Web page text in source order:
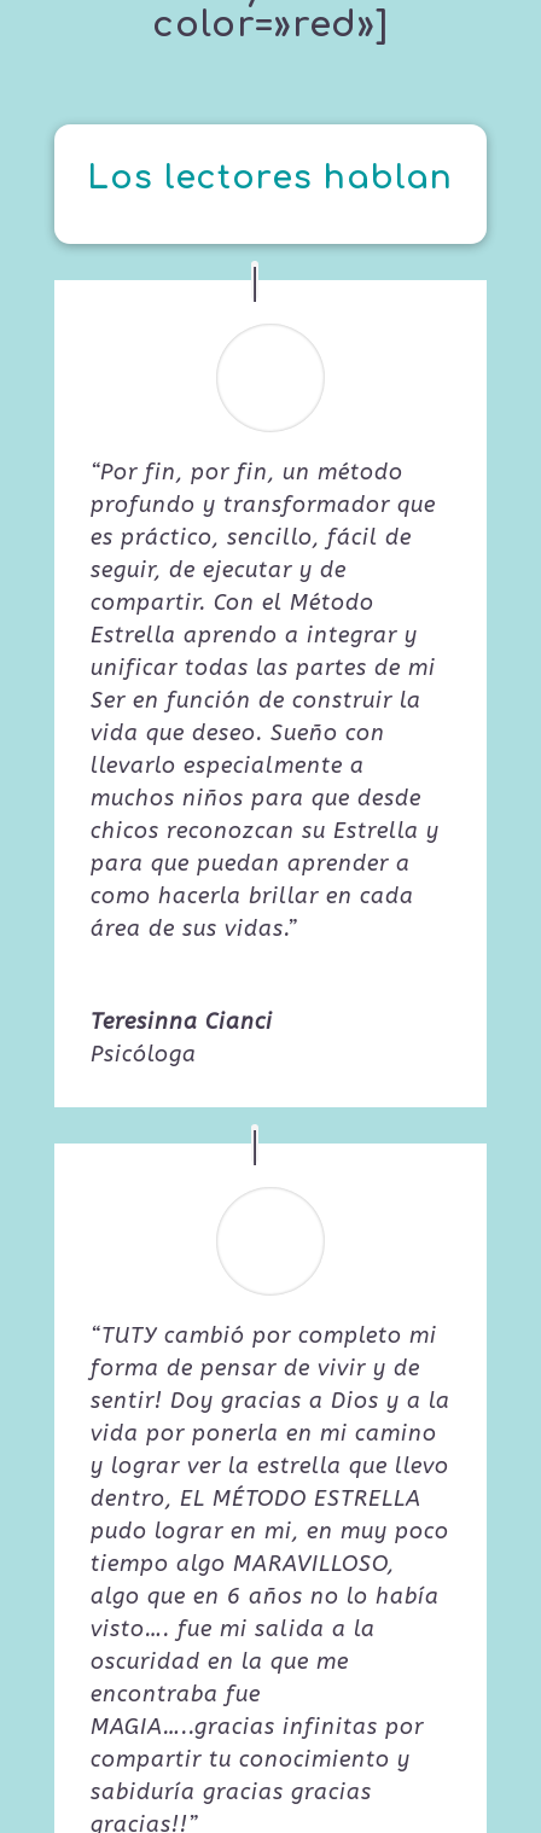
color=»red»]
Los lectores hablan
“Por fin, por fin, un método
profundo y transformador que
es práctico, sencillo, fácil de
seguir, de ejecutar y de
compartir. Con el Método
Estrella aprendo a integrar y
unificar todas las partes de mi
Ser en función de construir la
vida que deseo. Sueño con
llevarlo especialmente a
muchos niños para que desde
chicos reconozcan su Estrella y
para que puedan aprender a
como hacerla brillar en cada
área de sus vidas.”
Teresinna Cianci
Psicóloga
“TUTY cambió por completo mi
forma de pensar de vivir y de
sentir! Doy gracias a Dios y a la
vida por ponerla en mi camino
y lograr ver la estrella que llevo
dentro, EL MÉTODO ESTRELLA
pudo lograr en mi, en muy poco
tiempo algo MARAVILLOSO,
algo que en 6 años no lo había
visto…. fue mi salida a la
oscuridad en la que me
encontraba fue
MAGIA…..gracias infinitas por
compartir tu conocimiento y
sabiduría gracias gracias
gracias!!”